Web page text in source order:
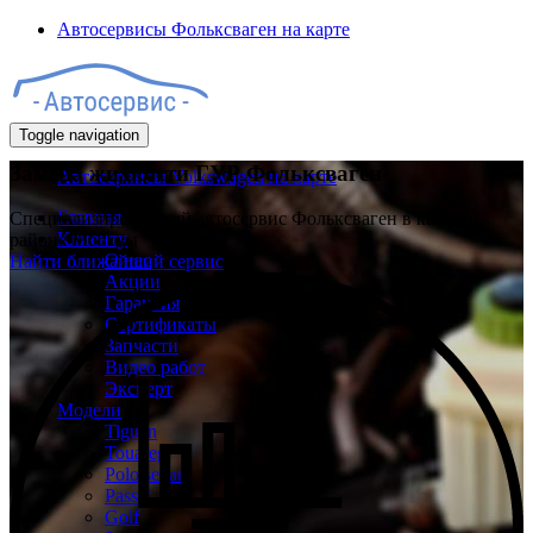
Автосервисы Фольксваген на карте
Toggle navigation
Автосервисы Volkswagen на карте
Главная
Клиенту
О нас
Акции
Гарантия
Сертификаты
Запчасти
Видео работ
Эксперт
Модели
Tiguan
Touareg
Polo sedan
Passat
Golf
Замена жидкости ГУР Фольксваген
Специализированный автосервис Фольксваген в каждом
районе Москвы
Найти ближайший сервис